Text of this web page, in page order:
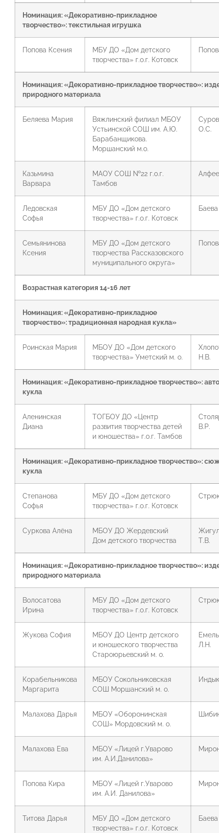
Номинация: «Декоративно-прикладное
творчество»:текстильная игрушка
Попова Ксения
МБУ ДО «Дом детского
творчества» г.о.г. Котовск
Номинация: «Декоративно-прикладное творчество»:
природного материала
Беляева Мария
Вяжлинский филиал МБОУ
Устьинской СОШ им. А.Ю.
Барабанщикова.
Моршанский м.о.
О.С.
Казьмина
Варвара
МАОУ СОШ №22 г.о.г.
Тамбов
Ледовская
Софья
МБУ ДО «Дом детского
творчества» г.о.г. Котовск
Семьянинова
Ксения
МБУ ДО «Дом детского
творчества Рассказовского
муниципального округа»
Возрастная категория 14-16 лет
Номинация: «Декоративно-прикладное
творчество»:традиционная народная кукла»
Роинская Мария
МБОУ ДО «Дом детского
творчества» Уметский м. о.
Н.В.
Номинация: «Декоративно-прикладное творчество»:
кукла
Аленинская
Диана
ТОГБОУ ДО «Центр
развития творчества детей
и юношества» г.о.г. Тамбов
В.Р.
Номинация: «Декоративно-прикладное творчество»:
кукла
Степанова
Софья
МБУ ДО «Дом детского
творчества» г.о.г. Котовск
Суркова Алёна
МБОУ ДО Жердевский
Дом детского творчества
Т.В.
Номинация: «Декоративно-прикладное творчество»:
природного материала
Волосатова
Ирина
МБУ ДО «Дом детского
творчества» г.о.г. Котовск
Жукова София
МБОУ ДО Центр детского
и юношеского творчества
Староюрьевский м. о.
Л.Н.
Корабельникова
Маргарита
МБОУ Сокольниковская
СОШ Моршанский м. о.
Малахова Дарья
МБОУ «Оборонинская
СОШ» Мордовский м. о.
Малахова Ева
МБОУ «Лицей г.Уварово
им. А.И.Данилова»
Попова Кира
МБОУ «Лицей г.Уварово
им. А.И. Данилова»
Титова Дарья
МБУ ДО «Дом детского
творчества» г.о.г. Котовск